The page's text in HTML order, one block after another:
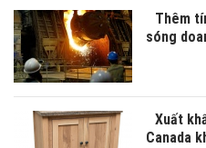
Thêm
sóng
Xuất
Canada